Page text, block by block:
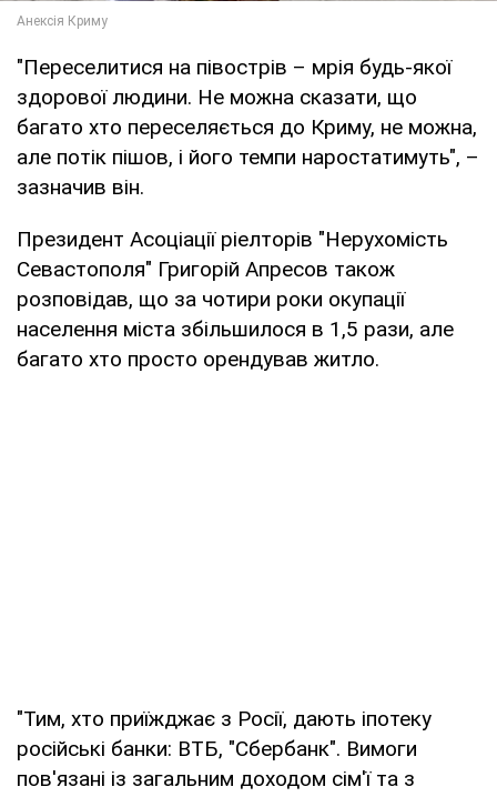
"Переселитися на півострів – мрія будь-якої
здорової людини. Не можна сказати, що
багато хто переселяється до Криму, не можна,
але потік пішов, і його темпи наростатимуть", –
зазначив він.
Президент Асоціації ріелторів "Нерухомість
Севастополя" Григорій Апресов також
розповідав, що за чотири роки окупації
населення міста збільшилося в 1,5 рази, але
багато хто просто орендував житло.
"Тим, хто приїжджає з Росії, дають іпотеку
російські банки: ВТБ, "Сбербанк". Вимоги
пов'язані із загальним доходом сім'ї та з